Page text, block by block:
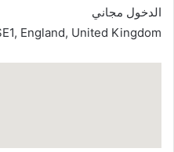
الدخول مجاني
England, United Kingdom